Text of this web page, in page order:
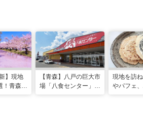
】現地
！青森県
【青森】八戸の巨大市
場「八食センター」の
現地を訪
やパフェ